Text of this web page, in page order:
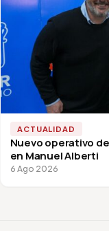
ACTUALIDAD
Nuevo operativo
en Manuel Alberti
6 Ago 2026